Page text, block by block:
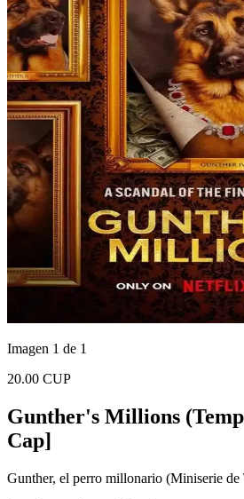
Imagen 1 de 1
20.00 CUP
Gunther's Millions
Cap]
Gunther, el perro millonario (Miniserie